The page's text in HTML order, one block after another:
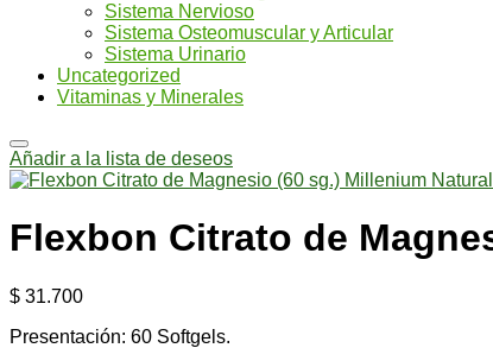
Sistema Nervioso
Sistema Osteomuscular y Articular
Sistema Urinario
Uncategorized
Vitaminas y Minerales
Añadir a la lista de deseos
Flexbon Citrato de
$ 31.700
Presentación: 60 Softgels.